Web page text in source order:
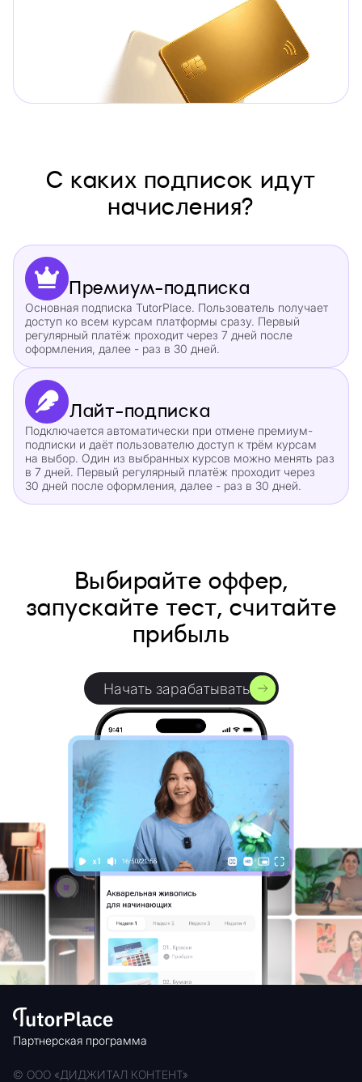
С каких подписок идут
начисления?
Премиум-подписка
Основная подписка TutorPlace. Пользователь получает
доступ ко всем курсам платформы сразу. Первый
регулярный платёж проходит через 7 дней после
оформления, далее - раз в 30 дней.
Лайт-подписка
Подключается автоматически при отмене премиум-
подписки и даёт пользователю доступ к трём курсам
на выбор. Один из выбранных курсов можно менять раз
в 7 дней. Первый регулярный платёж проходит через
30 дней после оформления, далее - раз в 30 дней.
Выбирайте оффер,
запускайте тест, считайте
прибыль
Начать зарабатывать
Партнерская программа
© OOO «ДИДЖИТАЛ КОНТЕНТ»